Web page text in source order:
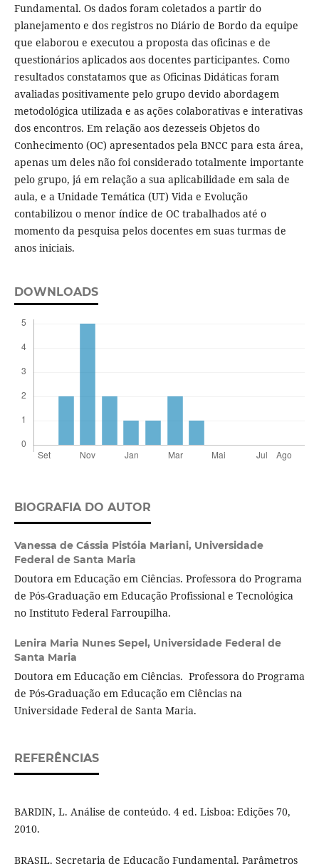
Fundamental. Os dados foram coletados a partir do
planejamento e dos registros no Diário de Bordo da equipe
que elaborou e executou a proposta das oficinas e de
questionários aplicados aos docentes participantes. Como
resultados constatamos que as Oficinas Didáticas foram
avaliadas positivamente pelo grupo devido abordagem
metodológica utilizada e as ações colaborativas e interativas
dos encontros. Em relação aos dezesseis Objetos do
Conhecimento (OC) apresentados pela BNCC para esta área,
apenas um deles não foi considerado totalmente importante
pelo grupo, já em relação a sua aplicabilidade em sala de
aula, e a Unidade Temática (UT) Vida e Evolução
contabilizou o menor índice de OC trabalhados até o
momento da pesquisa pelos docentes em suas turmas de
anos iniciais.
DOWNLOADS
BIOGRAFIA DO AUTOR
Vanessa de Cássia Pistóia Mariani, Universidade
Federal de Santa Maria
Doutora em Educação em Ciências. Professora do Programa
de Pós-Graduação em Educação Profissional e Tecnológica
no Instituto Federal Farroupilha.
Lenira Maria Nunes Sepel, Universidade Federal de
Santa Maria
Doutora em Educação em Ciências. Professora do Programa
de Pós-Graduação em Educação em Ciências na
Universidade Federal de Santa Maria.
REFERÊNCIAS
BARDIN, L. Análise de conteúdo. 4 ed. Lisboa: Edições 70,
2010.
BRASIL. Secretaria de Educação Fundamental. Parâmetros